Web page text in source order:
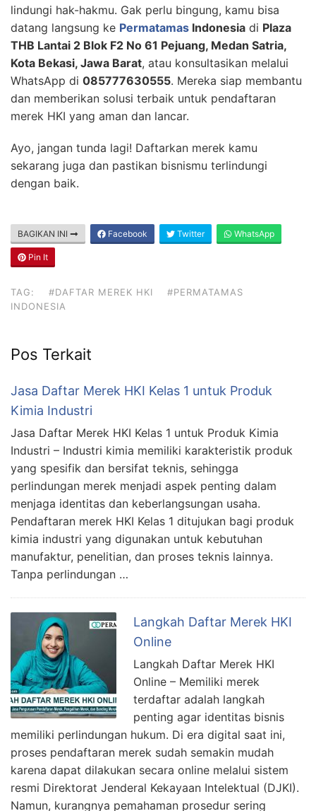
lindungi hak-hakmu. Gak perlu bingung, kamu bisa
datang langsung ke Permatamas Indonesia di Plaza
THB Lantai 2 Blok F2 No 61 Pejuang, Medan Satria,
Kota Bekasi, Jawa Barat, atau konsultasikan melalui
WhatsApp di 085777630555. Mereka siap membantu
dan memberikan solusi terbaik untuk pendaftaran
merek HKI yang aman dan lancar.
Ayo, jangan tunda lagi! Daftarkan merek kamu
sekarang juga dan pastikan bisnismu terlindungi
dengan baik.
BAGIKAN INI Facebook Twitter WhatsApp
Pin It
TAG: #DAFTAR MEREK HKI
#PERMATAMAS
INDONESIA
Pos Terkait
Jasa Daftar Merek HKI Kelas 1 untuk Produk
Kimia Industri
Jasa Daftar Merek HKI Kelas 1 untuk Produk Kimia
Industri – Industri kimia memiliki karakteristik produk
yang spesifik dan bersifat teknis, sehingga
perlindungan merek menjadi aspek penting dalam
menjaga identitas dan keberlangsungan usaha.
Pendaftaran merek HKI Kelas 1 ditujukan bagi produk
kimia industri yang digunakan untuk kebutuhan
manufaktur, penelitian, dan proses teknis lainnya.
Tanpa perlindungan …
Langkah Daftar Merek HKI
Online
Langkah Daftar Merek HKI
Online – Memiliki merek
terdaftar adalah langkah
penting agar identitas bisnis
memiliki perlindungan hukum. Di era digital saat ini,
proses pendaftaran merek sudah semakin mudah
karena dapat dilakukan secara online melalui sistem
resmi Direktorat Jenderal Kekayaan Intelektual (DJKI).
Namun, kurangnya pemahaman prosedur sering